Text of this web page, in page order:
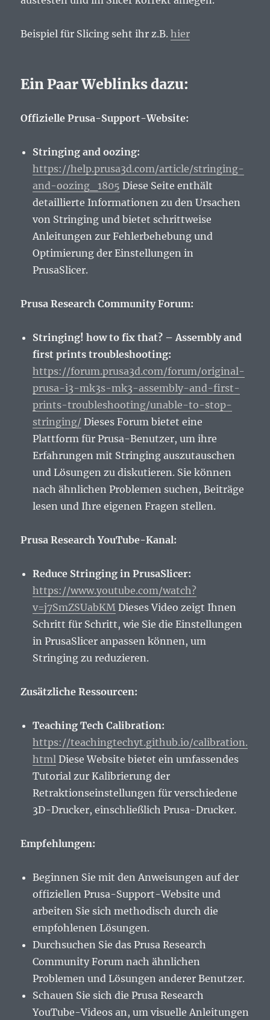
Beispiel für Slicing seht ihr z.B.hier
Ein Paar Weblinks dazu:
Offizielle Prusa-Support-Website:
Stringing and oozing:
https://help.prusa3d.com/article/stringing-
and-oozing_1805 Diese Seite enthält
detaillierte Informationen zu den Ursachen
von Stringing und bietet schrittweise
Anleitungen zur Fehlerbehebung und
Optimierung der Einstellungen in
PrusaSlicer.
Prusa Research Community Forum:
Stringing! how to fix that? – Assembly and
first prints troubleshooting:
https://forum.prusa3d.com/forum/original-
prusa-i3-mk3s-mk3-assembly-and-first-
prints-troubleshooting/unable-to-stop-
stringing/ Dieses Forum bietet eine
Plattform für Prusa-Benutzer, um ihre
Erfahrungen mit Stringing auszutauschen
und Lösungen zu diskutieren. Sie können
nach ähnlichen Problemen suchen, Beiträge
lesen und Ihre eigenen Fragen stellen.
Prusa Research YouTube-Kanal:
Reduce Stringing in PrusaSlicer:
https://www.youtube.com/watch?
v=j7SmZSUabKM Dieses Video zeigt Ihnen
Schritt für Schritt, wie Sie die Einstellungen
in PrusaSlicer anpassen können, um
Stringing zu reduzieren.
Zusätzliche Ressourcen:
Teaching Tech Calibration:
https://teachingtechyt.github.io/calibration.
html Diese Website bietet ein umfassendes
Tutorial zur Kalibrierung der
Retraktionseinstellungen für verschiedene
3D-Drucker, einschließlich Prusa-Drucker.
Empfehlungen:
Beginnen Sie mit den Anweisungen auf der
offiziellen Prusa-Support-Website und
arbeiten Sie sich methodisch durch die
empfohlenen Lösungen.
Durchsuchen Sie das Prusa Research
Community Forum nach ähnlichen
Problemen und Lösungen anderer Benutzer.
Schauen Sie sich die Prusa Research
YouTube-Videos an, um visuelle Anleitungen